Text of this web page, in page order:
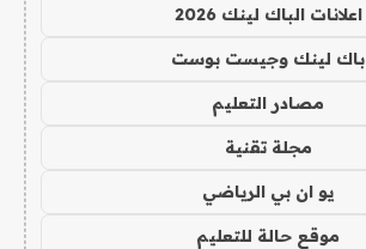
اعلانات الباك لينك 2026
باك لينك وجيست بوست
مصادر التعليم
مجلة تقنية
يو ان بي الرياضي
موقع حالة للتعليم